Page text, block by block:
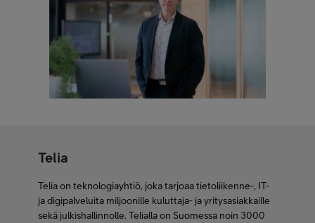
Telia
Telia on teknologiayhtiö, joka tarjoaa tietoliikenne-, IT-
ja digipalveluita miljoonille kuluttaja- ja yritysasiakkaille
sekä julkishallinnolle. Telialla on Suomessa noin 3000